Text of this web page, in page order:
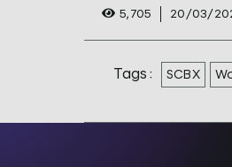
5,705 20/03/
Tags : SCBX